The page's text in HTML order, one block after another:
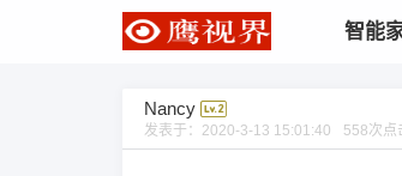
智能
Nancy
发表于： 2020-3-13 15:01:40 558次点